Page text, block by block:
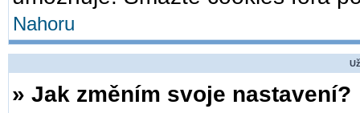
Nahoru
» Jak změním svoje nastavení?